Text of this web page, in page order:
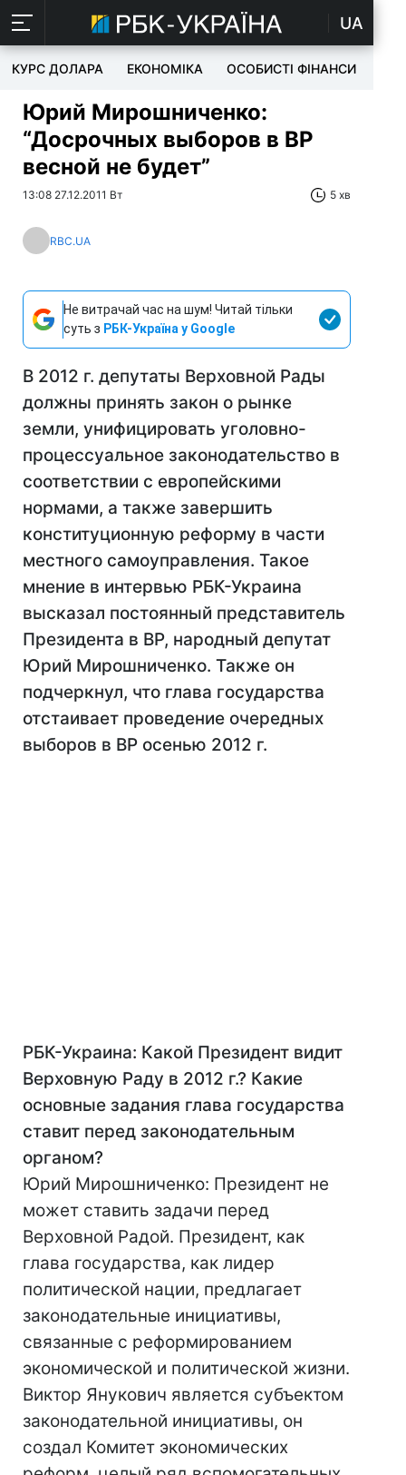
UA
КУРС ДОЛАРА ЕКОНОМІКА ОСОБИСТІ ФІНАНСИ
Юрий Мирошниченко:
“Досрочных выборов в ВР
весной не будет”
13:08 27.12.2011 Вт 5 хв
RBC.UA
Не витрачай час на шум! Читай тільки
суть з РБК-Україна у Google
В 2012 г. депутаты Верховной Рады
должны принять закон о рынке
земли, унифицировать уголовно-
процессуальное законодательство в
соответствии с европейскими
нормами, а также завершить
конституционную реформу в части
местного самоуправления. Такое
мнение в интервью РБК-Украина
высказал постоянный представитель
Президента в ВР, народный депутат
Юрий Мирошниченко. Также он
подчеркнул, что глава государства
отстаивает проведение очередных
выборов в ВР осенью 2012 г.
РБК-Украина: Какой Президент видит
Верховную Раду в 2012 г.? Какие
основные задания глава государства
ставит перед законодательным
органом?
Юрий Мирошниченко: Президент не
может ставить задачи перед
Верховной Радой. Президент, как
глава государства, как лидер
политической нации, предлагает
законодательные инициативы,
связанные с реформированием
экономической и политической жизни.
Виктор Янукович является субъектом
законодательной инициативы, он
создал Комитет экономических